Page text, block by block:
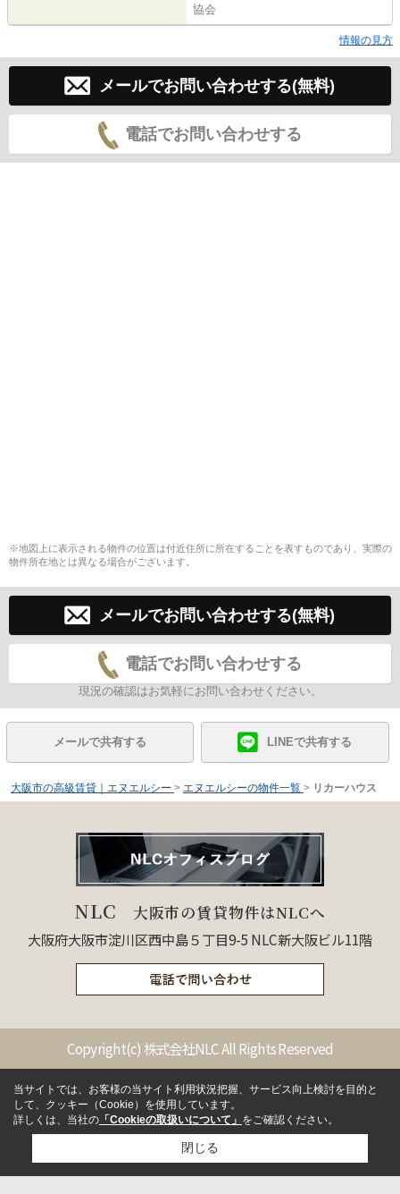
協会
情報の見方
メールでお問い合わせする(無料)
電話でお問い合わせする
※地図上に表示される物件の位置は付近住所に所在することを表すものであり、実際の
物件所在地とは異なる場合がございます。
メールでお問い合わせする(無料)
電話でお問い合わせする
現況の確認はお気軽にお問い合わせください。
メールで共有する LINEで共有する
大阪市の高級賃貸｜エヌエルシー > エヌエルシーの物件一覧 > リカーハウス
NLC 大阪市の賃貸物件はNLCへ
大阪府大阪市淀川区西中島５丁目9-5 NLC新大阪ビル11階
Copyright(c) 株式会社NLC All Rights Reserved
当サイトでは、お客様の当サイト利用状況把握、サービス向上検討を目的と
して、クッキー（Cookie）を使用しています。
詳しくは、当社の 「Cookieの取扱いについて」 をご確認ください。
閉じる